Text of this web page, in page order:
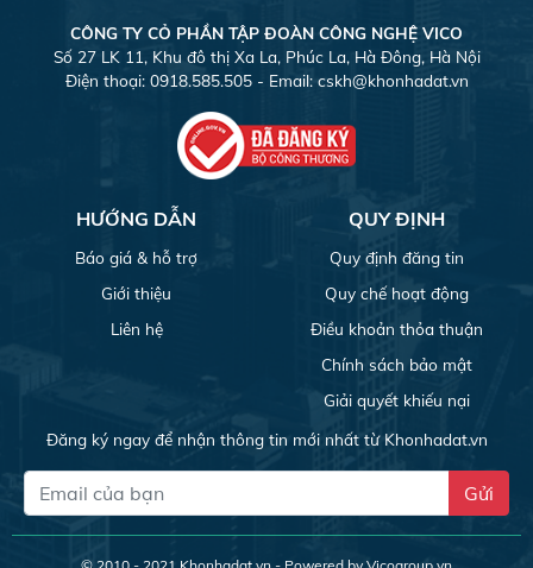
CÔNG TY CỎ PHẦN TẬP ĐOÀN CÔNG NGHỆ VICO
Số 27 LK 11, Khu đô thị Xa La, Phúc La, Hà Đông, Hà Nội
Điện thoại: 0918.585.505 - Email: cskh@khonhadat.vn
HƯỚNG DẪN
Báo giá & hỗ trợ
Giới thiệu
Liên hệ
QUY ĐỊNH
Quy định đăng tin
Quy chế hoạt động
Điều khoản thỏa thuận
Chính sách bảo mật
Giải quyết khiếu nại
Đăng ký ngay để nhận thông tin mới nhất từ Khonhadat.vn
Gửi